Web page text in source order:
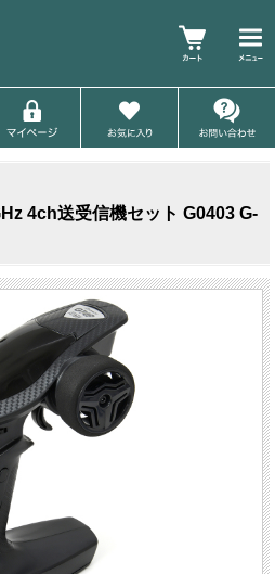
4ch送受信機セット G0403 G-